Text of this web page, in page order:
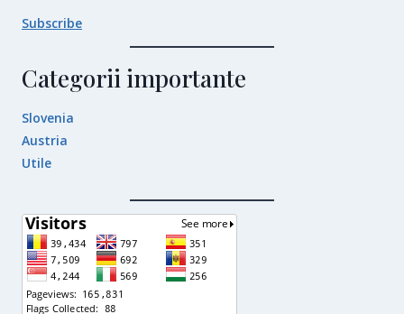
Subscribe
Categorii importante
Slovenia
Austria
Utile